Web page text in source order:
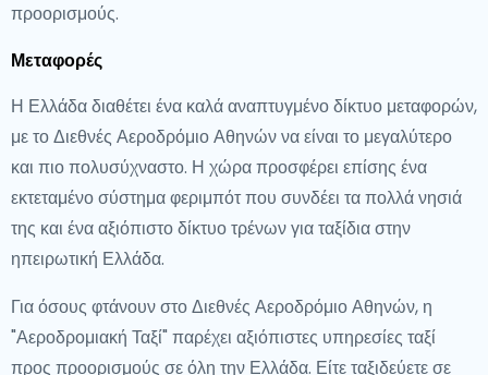
προορισμούς.
Μεταφορές
Η Ελλάδα διαθέτει ένα καλά αναπτυγμένο δίκτυο μεταφορών,
με το Διεθνές Αεροδρόμιο Αθηνών να είναι το μεγαλύτερο
και πιο πολυσύχναστο. Η χώρα προσφέρει επίσης ένα
εκτεταμένο σύστημα φεριμπότ που συνδέει τα πολλά νησιά
της και ένα αξιόπιστο δίκτυο τρένων για ταξίδια στην
ηπειρωτική Ελλάδα.
Για όσους φτάνουν στο Διεθνές Αεροδρόμιο Αθηνών, η
"Αεροδρομιακή Ταξί" παρέχει αξιόπιστες υπηρεσίες ταξί
προς προορισμούς σε όλη την Ελλάδα. Είτε ταξιδεύετε σε